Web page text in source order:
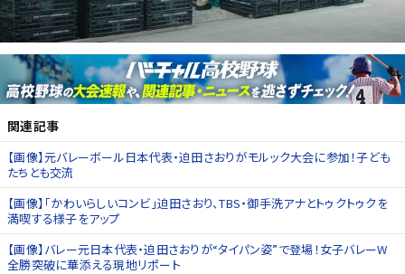
関連記事
【画像】元バレーボール日本代表・迫田さおりがモルック大会に参加！子ども
たちとも交流
【画像】「かわいらしいコンビ」迫田さおり、TBS・御手洗アナとトゥクトゥクを
満喫する様子をアップ
【画像】バレー元日本代表・迫田さおりが“タイパン姿”で登場！女子バレーW
全勝突破に華添える現地リポート